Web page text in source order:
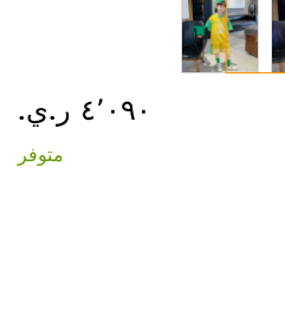
إلى
معرض
٤٬٠٩٠ ر.ي.‏
متوفر